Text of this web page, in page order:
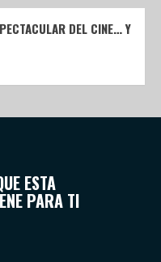
DEL CINE… Y
ESTA
PARA TI